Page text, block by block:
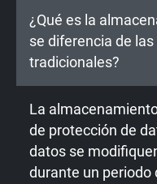
¿Qué es la
se diferencia de
tradicionales?
La
de protección de
datos se
durante un periodo